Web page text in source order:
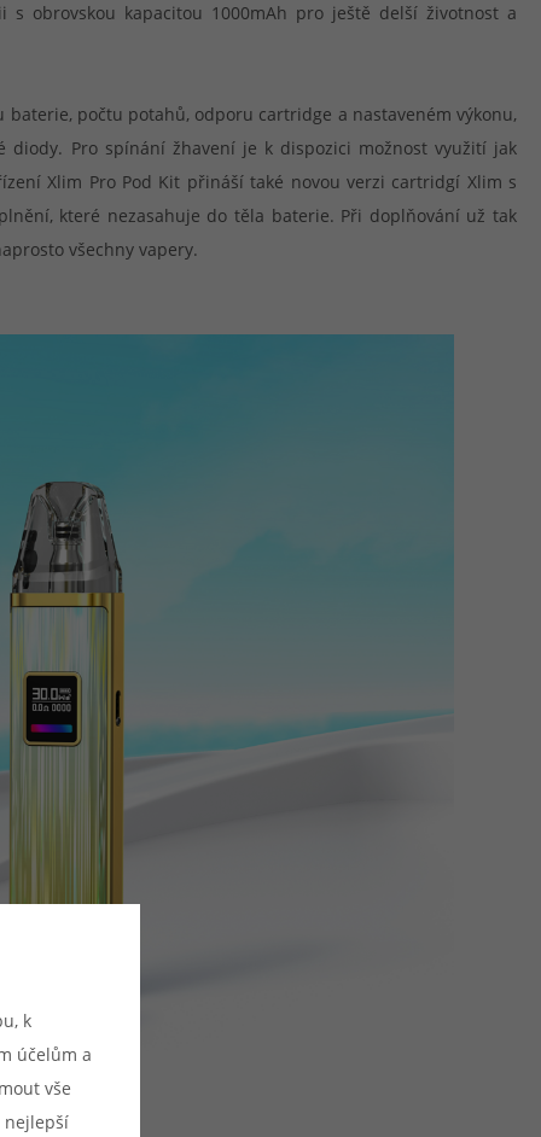
obrovskou kapacitou 1000mAh pro ještě delší životnost a
počtu potahů, odporu cartridge a nastaveném výkonu,
Pro spínání žhavení je k dispozici možnost využití jak
Xlim Pro Pod Kit přináší také novou verzi cartridgí Xlim s
které nezasahuje do těla baterie. Při doplňování už tak
všechny vapery.
k
účelům a
vše
nejlepší